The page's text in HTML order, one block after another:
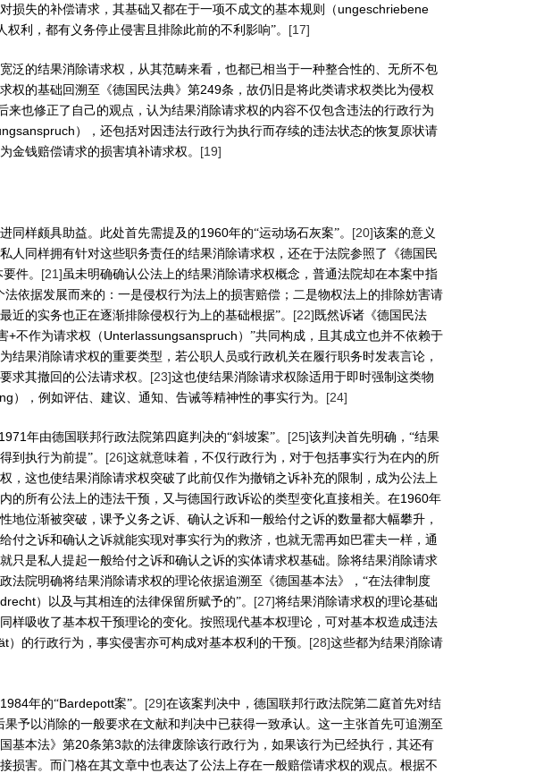
损失的补偿请求，其基础又都在于一项不成文的基本规则（ungeschriebene
利，都有义务停止侵害且排除此前的不利影响”。 [17]
泛的结果消除请求权，从其范畴来看，也都已相当于一种整合性的、无所不包
权的基础回溯至《德国民法典》第249条，故仍旧是将此类请求权类比为侵权
来也修正了自己的观点，认为结果消除请求权的内容不仅包含违法的行政行为
），还包括对因违法行政行为执行而存续的违法状态的恢复原状请
金钱赔偿请求的损害填补请求权。 [19]
同样颇具助益。此处首先需提及的1960年的“运动场石灰案”。 [20]该案的意义
人同样拥有针对这些职务责任的结果消除请求权，还在于法院参照了《德国民
件。 [21]虽未明确确认公法上的结果消除请求权概念，普通法院却在本案中指
依据发展而来的：一是侵权行为法上的损害赔偿；二是物权法上的排除妨害请
的实务也正在逐渐排除侵权行为上的基础根据”。 [22] 既然诉诸《德国民法
+不作为请求权（ Unterlassungsanspruch ）”共同构成，且其成立也并不依赖于
果消除请求权的重要类型，若公职人员或行政机关在履行职务时发表言论，
求其撤回的公法请求权。 [23]这也使结果消除请求权除适用于即时强制这类物
），例如评估、建议、通知、告诫等精神性的事实行为。 [24]
1971年由德国联邦行政法院第四庭判决的“斜坡案”。 [25]该判决首先明确，“结果
到执行为前提”。 [26]这就意味着，不仅行政行为，对于包括事实行为在内的所
，这也使结果消除请求权突破了此前仅作为撤销之诉补充的限制，成为公法上
的所有公法上的违法干预，又与德国行政诉讼的类型变化直接相关。在1960年
地位渐被突破，课予义务之诉、确认之诉和一般给付之诉的数量都大幅攀升，
付之诉和确认之诉就能实现对事实行为的救济，也就无需再如巴霍夫一样，通
只是私人提起一般给付之诉和确认之诉的实体请求权基础。除将结果消除请求
法院明确将结果消除请求权的理论依据追溯至《德国基本法》，“在法律制度
）以及与其相连的法律保留所赋予的”。 [27]将结果消除请求权的理论基础
样吸收了基本权干预理论的变化。按照现代基本权理论，可对基本权造成违法
）的行政行为，事实侵害亦可构成对基本权利的干预。 [28]这些都为结果消除请
1984年的“Bardepott案”。 [29]在该案判决中，德国联邦行政法院第二庭首先对结
予以消除的一般要求在文献和判决中已获得一致承认。这一主张首先可追溯至
基本法》第20条第3款的法律废除该行政行为，如果该行为已经执行，其还有
损害。而门格在其文章中也表达了公法上存在一般赔偿请求权的观点。根据不